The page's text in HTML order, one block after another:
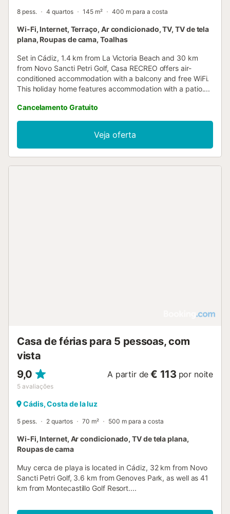
8 pess. 4 quartos 145 m² 400 m para a costa
Wi-Fi, Internet, Terraço, Ar condicionado, TV, TV de tela
plana, Roupas de cama, Toalhas
Set in Cádiz, 1.4 km from La Victoria Beach and 30 km
from Novo Sancti Petri Golf, Casa RECREO offers air-
conditioned accommodation with a balcony and free WiFi.
This holiday home features accommodation with a patio....
Cancelamento Gratuito
Veja oferta
Casa de férias para 5 pessoas, com
vista
9,0
5 avaliações
A partir de € 113 por noite
Cádis, Costa de la luz
5 pess. 2 quartos 70 m² 500 m para a costa
Wi-Fi, Internet, Ar condicionado, TV de tela plana,
Roupas de cama
Muy cerca de playa is located in Cádiz, 32 km from Novo
Sancti Petri Golf, 3.6 km from Genoves Park, as well as 41
km from Montecastillo Golf Resort....